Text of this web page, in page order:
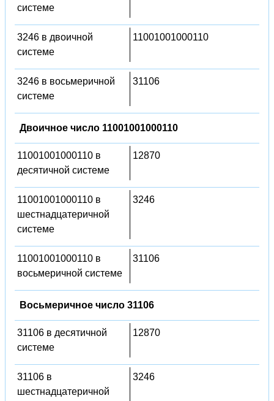
системе
3246 в двоичной
системе
11001001000110
3246 в восьмеричной
системе
31106
Двоичное число 11001001000110
11001001000110 в
десятичной системе
12870
11001001000110 в
шестнадцатеричной
системе
3246
11001001000110 в
восьмеричной системе
31106
Восьмеричное число 31106
31106 в десятичной
системе
12870
31106 в
шестнадцатеричной
3246